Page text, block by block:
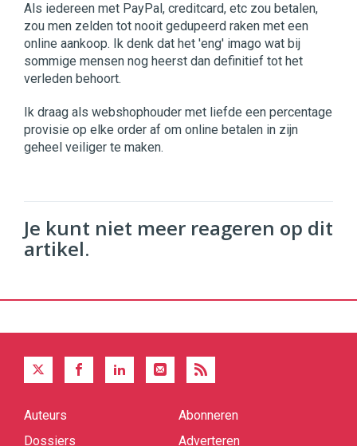
Als iedereen met PayPal, creditcard, etc zou betalen,
zou men zelden tot nooit gedupeerd raken met een
online aankoop. Ik denk dat het 'eng' imago wat bij
sommige mensen nog heerst dan definitief tot het
verleden behoort.
Ik draag als webshophouder met liefde een percentage
provisie op elke order af om online betalen in zijn
geheel veiliger te maken.
Je kunt niet meer reageren op dit
artikel.
Quick
Auteurs
Dossiers
Abonneren
Adverteren